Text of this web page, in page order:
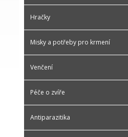
Hračky
Misky a potřeby pro krmení
Venčení
Péče o zvíře
Antiparazitika